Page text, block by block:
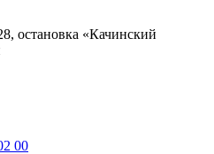
остановка «Качинский
00